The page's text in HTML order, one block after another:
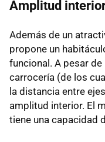
Amplitud
Además de un
propone un
funcional. A pesar de
carrocería (de los
la distancia entre
amplitud interior. El
tiene una capacidad